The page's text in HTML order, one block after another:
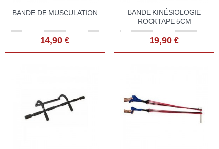
BANDE DE MUSCULATION
14,90 €
BANDE KINÉSIOLOGIE
ROCKTAPE 5CM
19,90 €